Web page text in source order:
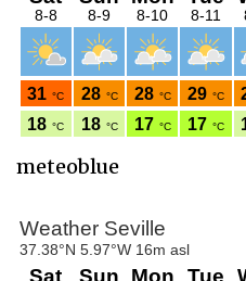
meteoblue